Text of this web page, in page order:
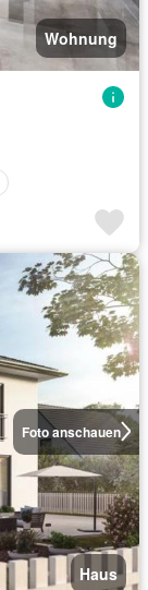
Wohnung
Foto anschauen
Haus